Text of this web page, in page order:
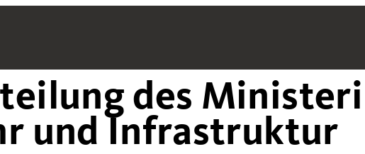
des
und Infrastruktur